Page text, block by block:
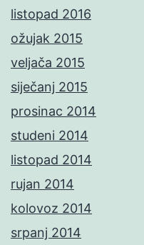
listopad 2016
ožujak 2015
veljača 2015
siječanj 2015
prosinac 2014
studeni 2014
listopad 2014
rujan 2014
kolovoz 2014
srpanj 2014